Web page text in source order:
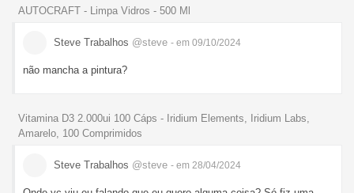
AUTOCRAFT - Limpa Vidros - 500 Ml
Steve Trabalhos @steve - em 09/10/2024
não mancha a pintura?
Vitamina D3 2.000ui 100 Cáps - Iridium Elements, Iridium Labs,
Amarelo, 100 Comprimidos
Steve Trabalhos @steve - em 28/04/2024